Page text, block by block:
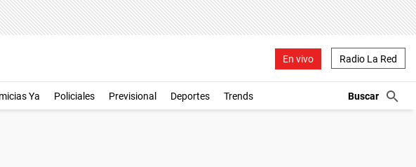
En vivo Radio La Red
Ya Policiales Previsional Deportes Trends